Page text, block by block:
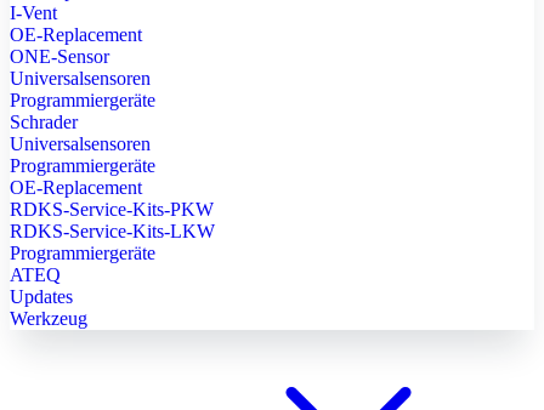
I-Vent
OE-Replacement
ONE-Sensor
Universalsensoren
Programmiergeräte
Schrader
Universalsensoren
Programmiergeräte
OE-Replacement
RDKS-Service-Kits-PKW
RDKS-Service-Kits-LKW
Programmiergeräte
ATEQ
Updates
Werkzeug